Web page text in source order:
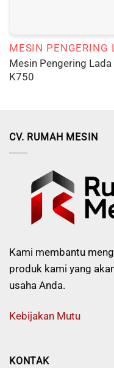
Mesin Pengering Lada
K750
CV. RUMAH MESIN
Kami membantu
produk kami yang
usaha Anda.
Kebijakan Mutu
KONTAK